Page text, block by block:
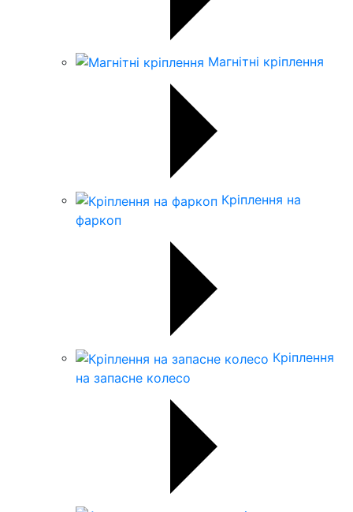
Магнітні кріплення
Кріплення на
фаркоп
Кріплення
на запасне колесо